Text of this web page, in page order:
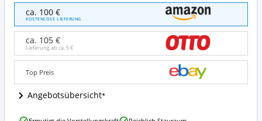
Coemo
Kaufladen
Nicola
Kinder
Kaufmannsladen
aus
Holz
Angebote:
Wo
ist
ca. 100 €
KOSTENLOSE LIEFERUNG
ca. 105 €
Lieferung ab ca.5 €
Top Preis
Angebotsübersicht